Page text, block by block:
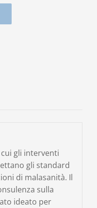
gli interventi
gli standard
di malasanità. Il
sulla
ideato per